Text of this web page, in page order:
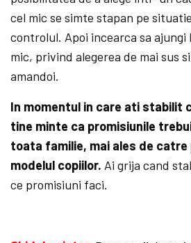
cel mic se simte stapan pe
controlul. Apoi incearca sa ajungi
mic, privind alegerea de mai sus
amandoi.
In momentul in care ati stabilit
tine minte ca promisiunile
toata familie, mai ales de
modelul copiilor. Ai grija cand
ce promisiuni faci.